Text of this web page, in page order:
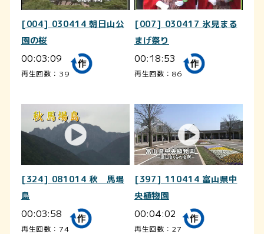
[004] 030414 朝日山公
園の桜
00:03:09
再生回数：39
[007] 030417 氷見まる
まげ祭り
00:18:53
再生回数：86
[324] 081014 秋 馬場
島
00:03:58
再生回数：74
[397] 110414 富山県中
央植物園
00:04:02
再生回数：27